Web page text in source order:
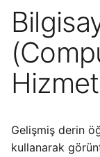
Gelişmiş derin
kullanarak